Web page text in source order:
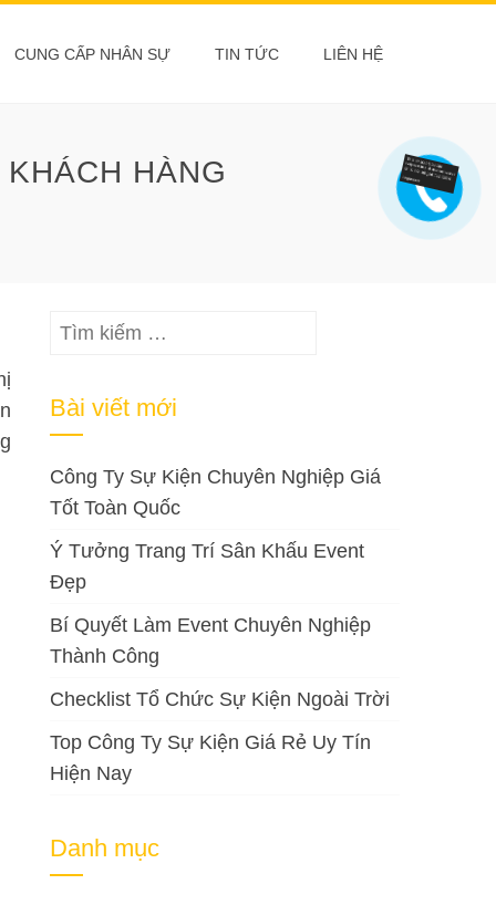
CUNG CẤP NHÂN SỰ TIN TỨC LIÊN HỆ
HÀNG
Tìm
Bài viết mới
Công Ty Sự Kiện Chuyên Nghiệp Giá
Tốt Toàn Quốc
Ý Tưởng Trang Trí Sân Khấu Event
Đẹp
Bí Quyết Làm Event Chuyên Nghiệp
Thành Công
Checklist Tổ Chức Sự Kiện Ngoài Trời
Top Công Ty Sự Kiện Giá Rẻ Uy Tín
Hiện Nay
Danh mục